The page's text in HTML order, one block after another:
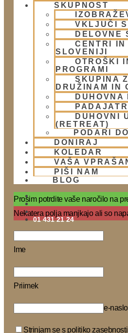
SKUPNOST
VKLJUČI
DELOVNE
CENTRI IN
SLOVENIJI
OTROŠKI
PROGRAMI
SKUPINA
DRUŽINAM IN
DUHOVNA
DUHOVNI
(RETREAT)
PODARI
DONIRAJ
KOLEDAR
VAŠA
PIŠI NAM
BLOG
01 431 21 24
info@harekrisna.net
Naročite se na Krišnove
Prosim potrdite vaše naročilo na
Nekatera polja manjkajo ali so
Ime
Priimek
e-
Strinjam se s politiko